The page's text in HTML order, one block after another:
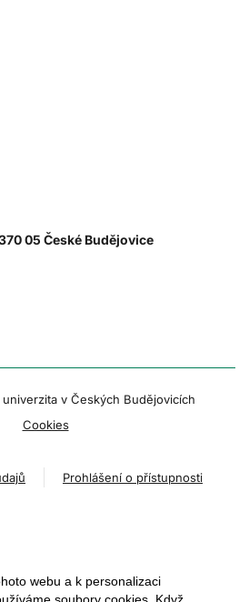
05 České Budějovice
v Českých Budějovicích
Cookies
Prohlášení o přístupnosti
webu a k personalizaci